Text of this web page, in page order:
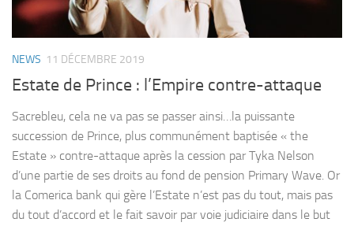
NEWS 11 DÉCEMBRE 2019
Estate de Prince : l’Empire contre-attaque
Sacrebleu, cela ne va pas se passer ainsi…la puissante
succession de Prince, plus communément baptisée « the
Estate » contre-attaque après la cession par Tyka Nelson
d’une partie de ses droits au fond de pension Primary Wave. Or
la Comerica bank qui gère l’Estate n’est pas du tout, mais pas
du tout d’accord et le fait savoir par voie judiciaire dans le but